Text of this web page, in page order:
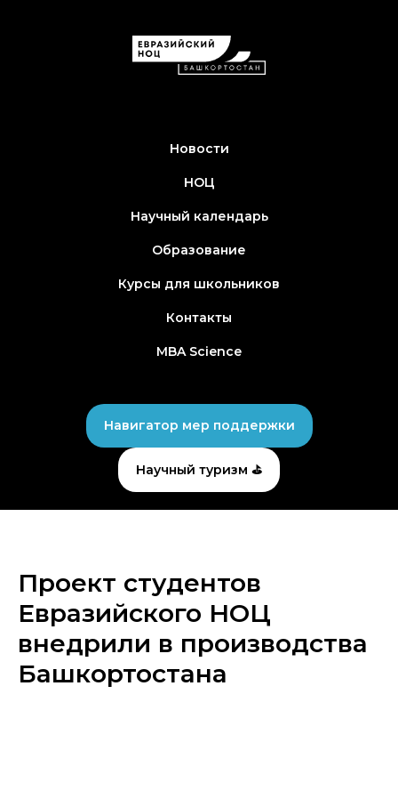
Новости
НОЦ
Научный календарь
Образование
Курсы для школьников
Контакты
MBA Science
Навигатор мер поддержки
Научный туризм ⛳
Проект студентов
Евразийского НОЦ
внедрили в производства
Башкортостана